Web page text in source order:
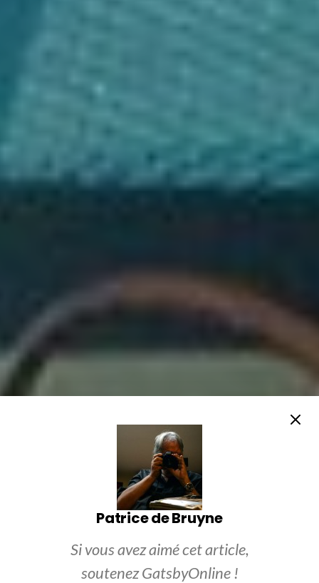
Patrice de Bruyne
Si vous avez aimé cet article,
soutenez GatsbyOnline !